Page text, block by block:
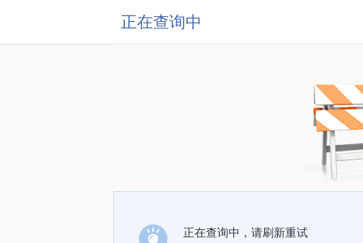
正在查询中
正在查询中，请刷新重试